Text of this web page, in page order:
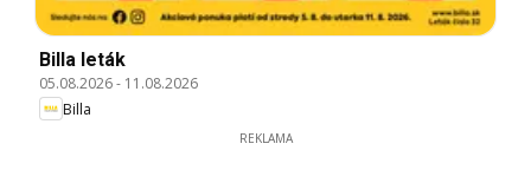
Billa leták
05.08.2026- 11.08.2026
Billa
REKLAMA